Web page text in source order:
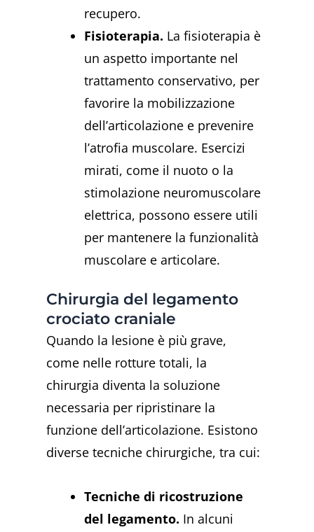
recupero.
Fisioterapia. La fisioterapia è
un aspetto importante nel
trattamento conservativo, per
favorire la mobilizzazione
dell’articolazione e prevenire
l’atrofia muscolare. Esercizi
mirati, come il nuoto o la
stimolazione neuromuscolare
elettrica, possono essere utili
per mantenere la funzionalità
muscolare e articolare.
Chirurgia del legamento
crociato craniale
Quando la lesione è più grave,
come nelle rotture totali, la
chirurgia diventa la soluzione
necessaria per ripristinare la
funzione dell’articolazione. Esistono
diverse tecniche chirurgiche, tra cui:
Tecniche di ricostruzione
del legamento. In alcuni